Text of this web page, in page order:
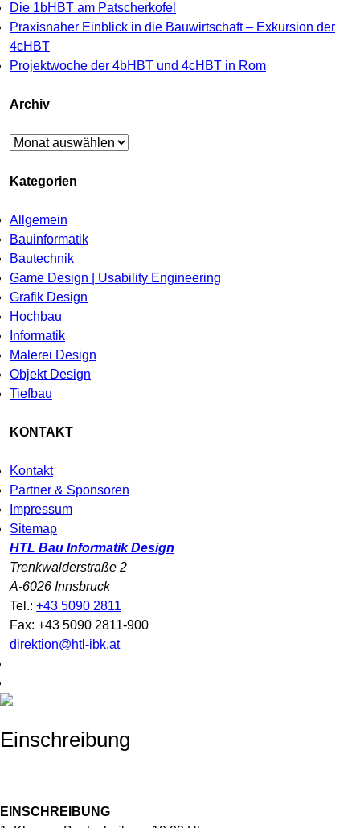
Die 1bHBT am Patscherkofel
Praxisnaher Einblick in die Bauwirtschaft – Exkursion der
4cHBT
Projektwoche der 4bHBT und 4cHBT in Rom
Archiv
Archiv
Kategorien
Allgemein
Bauinformatik
Bautechnik
Game Design | Usability Engineering
Grafik Design
Hochbau
Informatik
Malerei Design
Objekt Design
Tiefbau
KONTAKT
Kontakt
Partner & Sponsoren
Impressum
Sitemap
HTL Bau Informatik Design
Trenkwalderstraße 2
A-6026 Innsbruck
Tel.: +43 5090 2811
Fax: +43 5090 2811-900
direktion@htl-ibk.at
Einschreibung
EINSCHREIBUNG